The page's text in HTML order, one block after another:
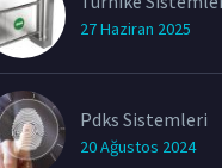
27 Haziran 2025
Pdks Sistemleri
20 Ağustos 2024